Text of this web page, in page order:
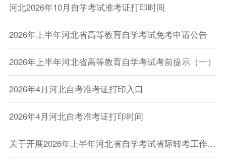
河北2026年10月自学考试准考证打印时间
2026年上半年河北省高等教育自学考试免考申请公告
2026年上半年河北省高等教育自学考试考前提示（一）
2026年4月河北自考准考证打印入口
2026年4月河北自考准考证打印时间
关于开展2026年上半年河北省自学考试省际转考工作的公告